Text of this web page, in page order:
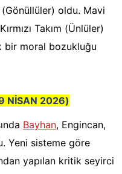
oldu. Mavi
Takım (Ünlüler)
bir moral bozukluğu
NİSAN 2026)
Bayhan, Engincan,
Yeni sisteme göre
yapılan kritik seyirci